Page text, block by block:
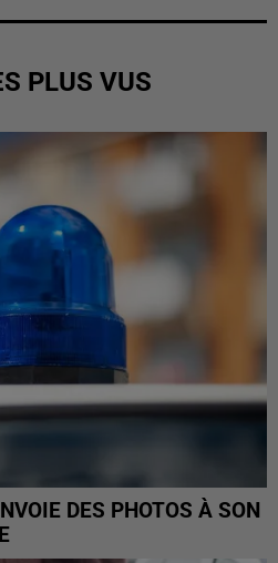
PLUS VUS
DES PHOTOS À SON